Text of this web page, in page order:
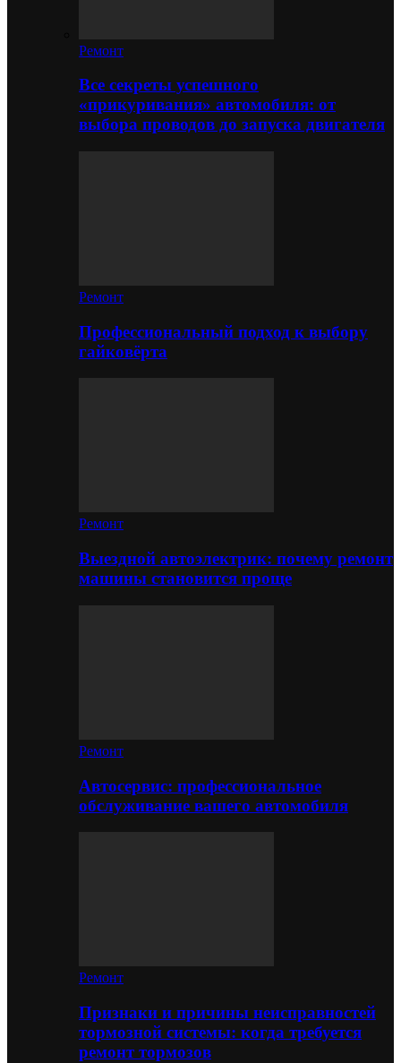
Ремонт
Все секреты успешного
«прикуривания» автомобиля: от
выбора проводов до запуска двигателя
Ремонт
Профессиональный подход к выбору
гайковёрта
Ремонт
Выездной автоэлектрик: почему ремонт
машины становится проще
Ремонт
Автосервис: профессиональное
обслуживание вашего автомобиля
Ремонт
Признаки и причины неисправностей
тормозной системы: когда требуется
ремонт тормозов